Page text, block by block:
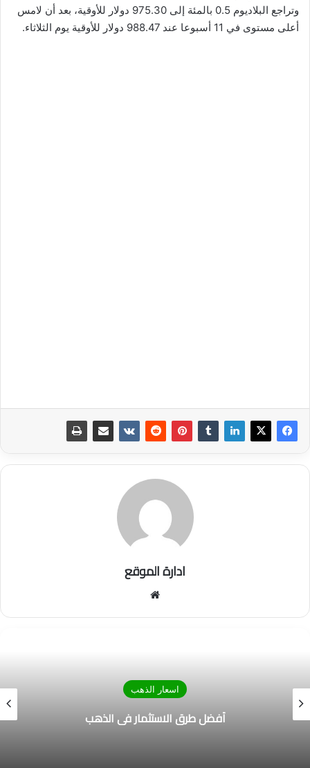
وتراجع البلاديوم 0.5 بالمئة إلى 975.30 دولار للأوقية، بعد أن لامس
أعلى مستوى في 11 أسبوعا عند 988.47 دولار للأوقية يوم الثلاثاء.
ادارة الموقع
اسعار الذهب
أفضل طرق الاستثمار في الذهب